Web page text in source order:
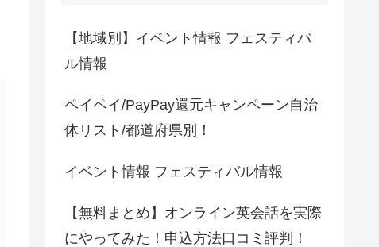
【地域別】イベント情報 フェスティバ
ル情報
ペイペイ/PayPay還元キャンペーン自治
体リスト/都道府県別！
イベント情報 フェスティバル情報
【無料まとめ】オンライン英会話を実際
にやってみた！申込方法口コミ評判！